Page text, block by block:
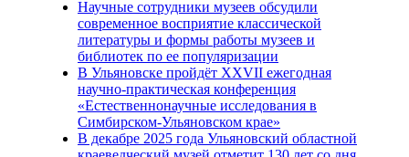
Научные сотрудники музеев обсудили
современное восприятие классической
литературы и формы работы музеев и
библиотек по ее популяризации
В Ульяновске пройдёт XXVII ежегодная
научно-практическая конференция
«Естественнонаучные исследования в
Симбирском-Ульяновском крае»
В декабре 2025 года Ульяновский областной